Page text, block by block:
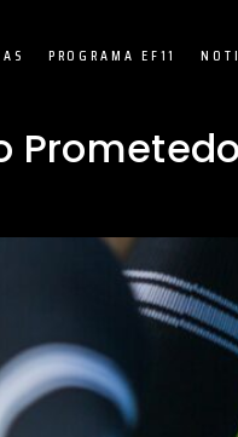
PROGRAMA EF11